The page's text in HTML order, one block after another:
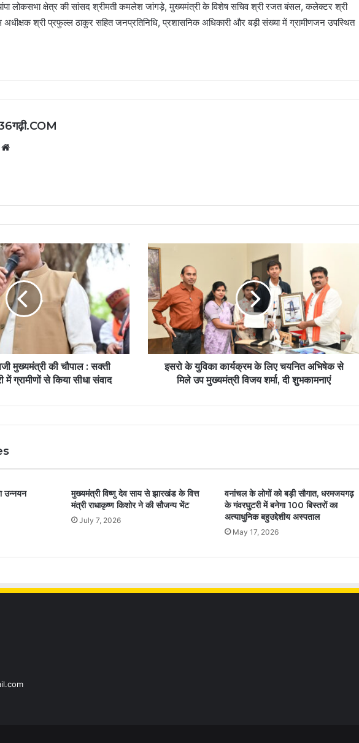
लोकसभा क्षेत्र की सांसद श्रीमती कमलेश जांगड़े, मुख्यमंत्री के विशेष सचिव श्री रजत बंसल, कलेक्टर श्री
अधीक्षक श्री प्रफुल्ल ठाकुर सहित जनप्रतिनिधि, प्रशासनिक अधिकारी और बड़ी संख्या में ग्रामीणजन उपस्थित
मुख्यमंत्री की चौपाल : सक्ती
में ग्रामीणों से किया सीधा संवाद
इसरो के युविका कार्यक्रम के लिए चयनित अभिषेक से
मिले उप मुख्यमंत्री विजय शर्मा, दी शुभकामनाएं
उन्नयन
मुख्यमंत्री विष्णु देव साय से झारखंड के वित्त
मंत्री राधाकृष्ण किशोर ने की सौजन्य भेंट
July 7, 2026
वनांचल के लोगों को बड़ी सौगात, धरमजयगढ़
के गंवरघुटरी में बनेगा 100 बिस्तरों का
अत्याधुनिक बहुउद्देशीय अस्पताल
May 17, 2026